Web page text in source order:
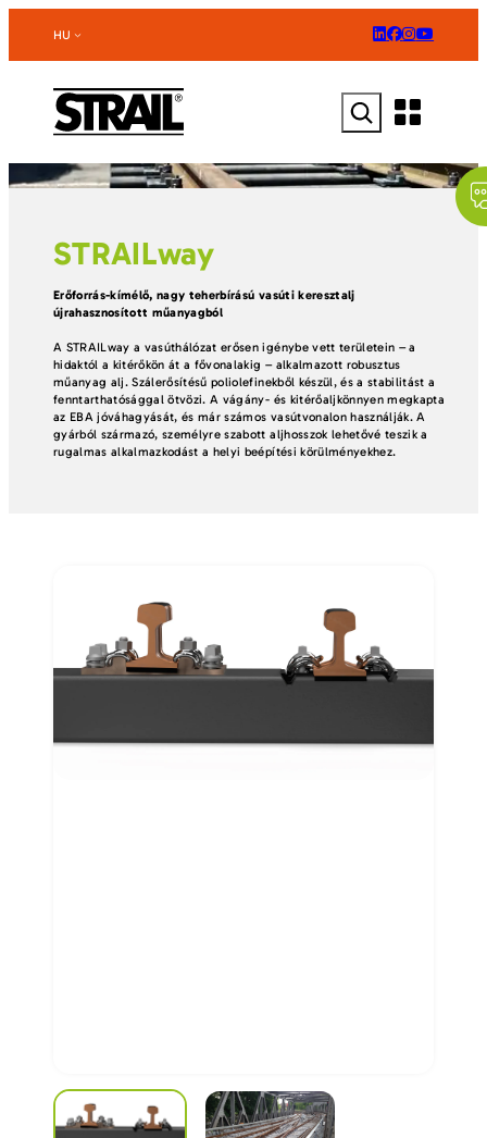
HU
Keresés
STRAILway
Erőforrás-kímélő, nagy teherbírású vasúti keresztalj
újrahasznosított műanyagból
A STRAILway a vasúthálózat erősen igénybe vett területein – a
hidaktól a kitérőkön át a fővonalakig – alkalmazott robusztus
műanyag alj. Szálerősítésű poliolefinekből készül, és a stabilitást a
fenntarthatósággal ötvözi. A vágány- és kitérőaljkönnyen megkapta
az EBA jóváhagyását, és már számos vasútvonalon használják. A
gyárból származó, személyre szabott aljhosszok lehetővé teszik a
rugalmas alkalmazkodást a helyi beépítési körülményekhez.